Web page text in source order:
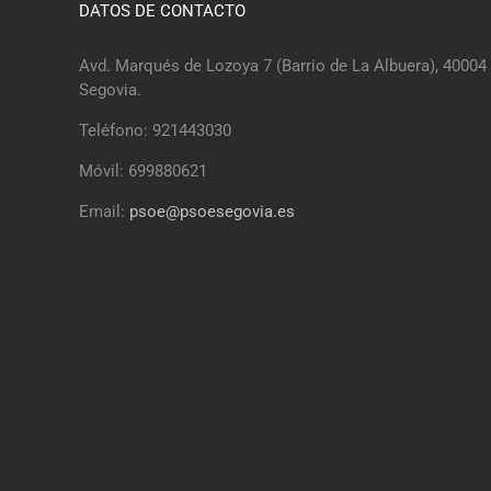
DATOS DE CONTACTO
Avd. Marqués de Lozoya 7 (Barrio de La Albuera), 40004
Segovia.
Teléfono: 921443030
Móvil: 699880621
Email: psoe@psoesegovia.es